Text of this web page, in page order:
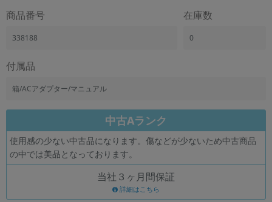
商品番号
338188
在庫数
0
付属品
箱/ACアダプター/マニュアル
中古Aランク
使用感の少ない中古品になります。傷などが少ないため中古商品
の中では美品となっております。
当社３ヶ月間保証
詳細はこちら